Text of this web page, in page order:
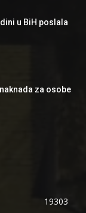
u BiH poslala
za osobe
19303